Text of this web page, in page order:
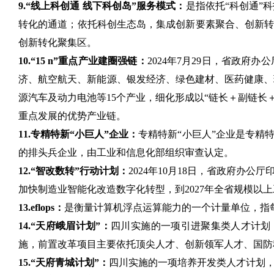
9.“线上科创通 线下科创岛”服务模式： 是指依托“科创通”
转化的通道；依托科创生态岛，集成创新要素聚合、创新
创新转化聚集区。
10.“15 n”重点产业建圈强链： 2024年7月29日，省政府办
济、航空航天、新能源、银发经济、绿色建材、医药健康
源汽车及动力电池等15个产业，细化形成以“链长＋副链
重点发展的优势产业链。
11.专精特新“小巨人”企业：专精特新“小巨人”企业是专精
的排头兵企业，由工业和信息化部组织审查认定。
12.“智改数转”行动计划： 2024年10月18日，省政府办公
加快制造业智能化改造数字化转型，到2027年全省规模以
13.eflops： 是衡量计算机浮点运算能力的一个计量单位，
14.“天府峨眉计划”： 四川实施的一项引进聚集类人才计
施，前置改革项目主要依托顶尖人才、创新领军人才、国
15.“天府青城计划”： 四川实施的一项培养开发类人才计划